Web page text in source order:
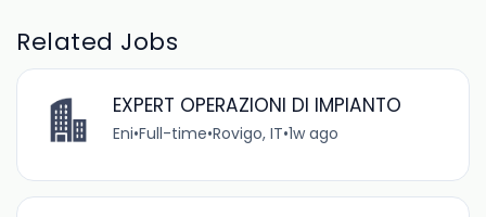
Related Jobs
EXPERT OPERAZIONI DI IMPIANTO
Eni•Full-time•Rovigo, IT•1w ago